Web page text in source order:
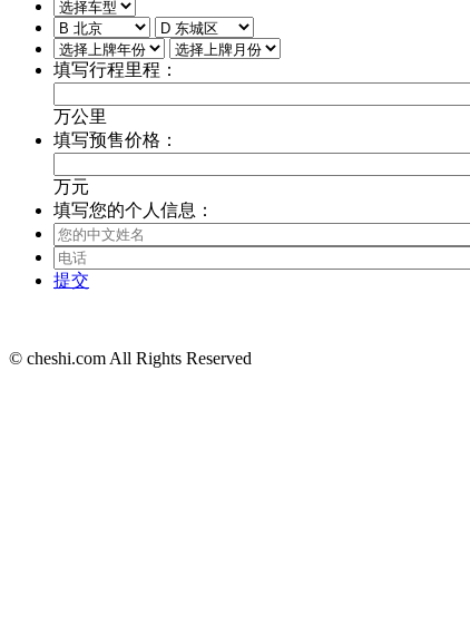
填写行程里程：
万公里
填写预售价格：
万元
填写您的个人信息：
提交
© cheshi.com All Rights Reserved